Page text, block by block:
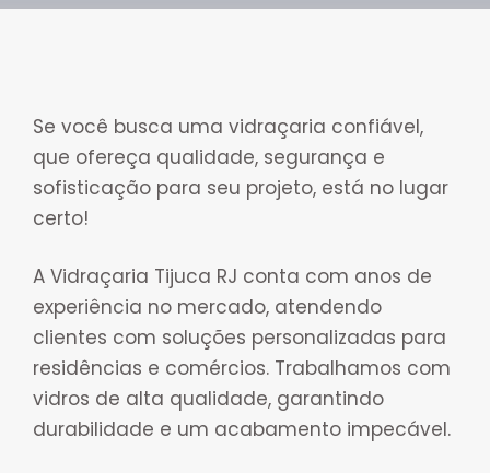
Se você busca uma vidraçaria confiável,
que ofereça qualidade, segurança e
sofisticação para seu projeto, está no lugar
certo!
A Vidraçaria Tijuca RJ conta com anos de
experiência no mercado, atendendo
clientes com soluções personalizadas para
residências e comércios. Trabalhamos com
vidros de alta qualidade, garantindo
durabilidade e um acabamento impecável.